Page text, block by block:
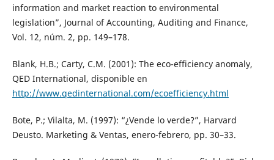
information and market reaction to environmental
legislation”, Journal of Accounting, Auditing and Finance,
Vol. 12, núm. 2, pp. 149–178.
Blank, H.B.; Carty, C.M. (2001): The eco-efficiency anomaly,
QED International, disponible en
http://www.qedinternational.com/ecoefficiency.html
Bote, P.; Vilalta, M. (1997): “¿Vende lo verde?”, Harvard
Deusto. Marketing & Ventas, enero-febrero, pp. 30–33.